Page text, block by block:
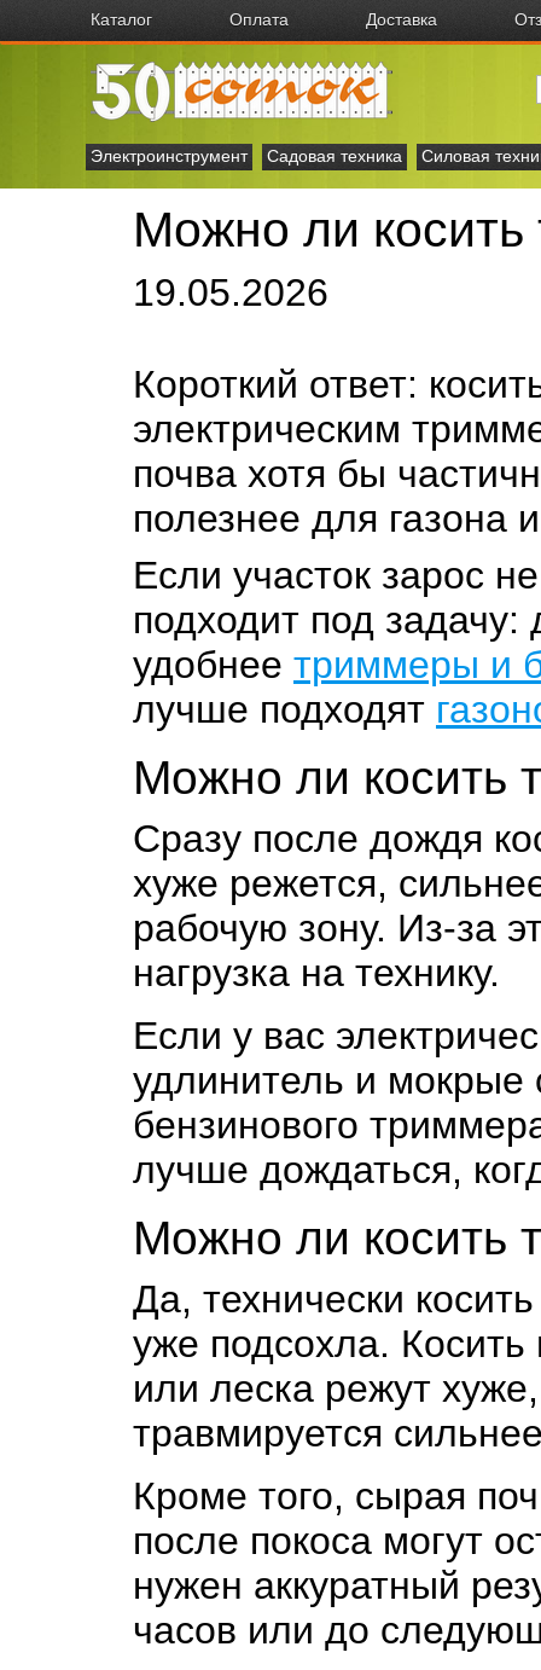
Каталог Оплата Доставка
Электроинструмент Садовая техника Силовая
Можно ли
19.05.2026
Короткий ответ:
электрическим
почва хотя бы
полезнее для газона
Если участок зарос
подходит под
удобнее триммеры и
лучше подходят
Можно ли косить
Сразу после дождя
хуже режется,
рабочую зону. Из-за
нагрузка на технику.
Если у вас
удлинитель и мокрые
бензинового
лучше дождаться,
Можно ли косить
Да, технически
уже подсохла.
или леска режут
травмируется
Кроме того, сырая
после покоса могут
нужен аккуратный
часов или до